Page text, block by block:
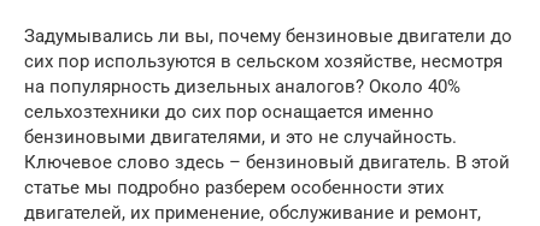
Задумывались ли вы, почему бензиновые двигатели до
сих пор используются в сельском хозяйстве, несмотря
на популярность дизельных аналогов? Около 40%
сельхозтехники до сих пор оснащается именно
бензиновыми двигателями, и это не случайность.
Ключевое слово здесь – бензиновый двигатель. В этой
статье мы подробно разберем особенности этих
двигателей, их применение, обслуживание и ремонт,